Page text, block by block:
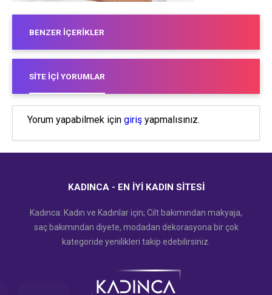
BENZER İÇERIKLER
SITE İÇI YORUMLAR
Yorum yapabilmek için giriş yapmalısınız.
KADINCA - EN İYI KADIN SITESI
Kadınca: Kadın ve Kadınlar için; Cilt bakımından makyaja,
saç bakımından diyete, modadan dekorasyona bir çok
kategoride yenilikleri takip edebilirsiniz.